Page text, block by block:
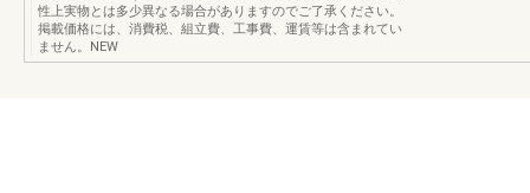
性上実物とは多少異なる場合がありますのでご了承ください。
掲載価格には、消費税、組立費、工事費、運賃等は含まれてい
ません。NEW